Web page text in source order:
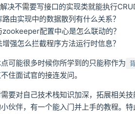
决不需要写接口的实现类就能执行
由实现中的数据散列有什么关系？
配置中心是怎么联动的？
强怎么拦截程序方法运行时信息？
可能很多时候你所学到的只能称作为
住面试官的接连发问。
要对自己技术栈知识加深，拓展相关
伙伴，有一个能入门并上手的教程。